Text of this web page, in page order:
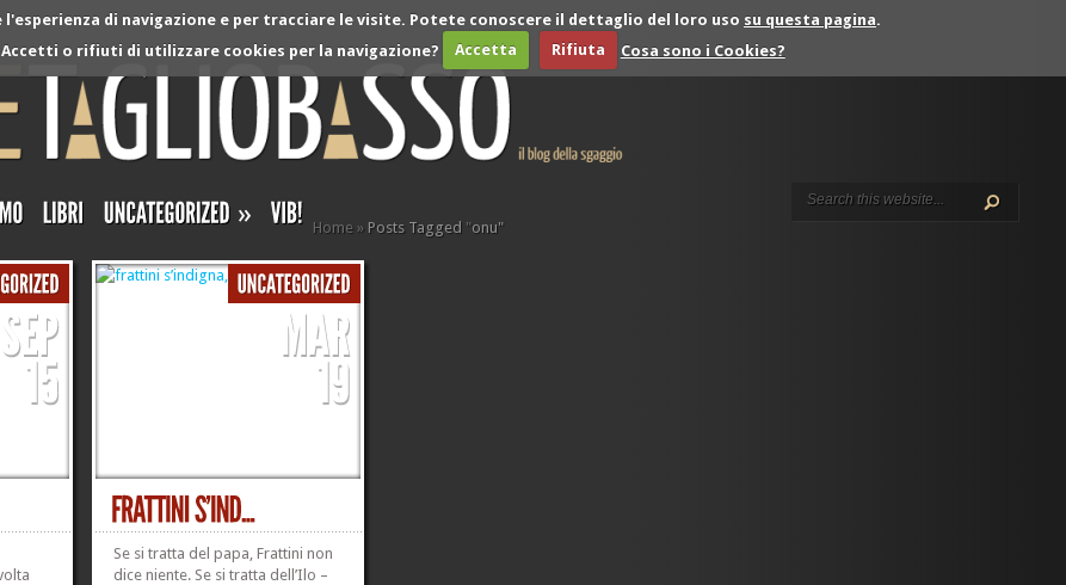
di navigazione e per tracciare le visite. Potete conoscere il dettaglio del loro uso su questa pagina.
o rifiuti di utilizzare cookies per la navigazione?
Accetta Rifiuta Cosa sono i Cookies?
» Home » Posts Tagged "onu"
Se si tratta del papa, Frattini non
dice niente. Se si tratta dell’Ilo –